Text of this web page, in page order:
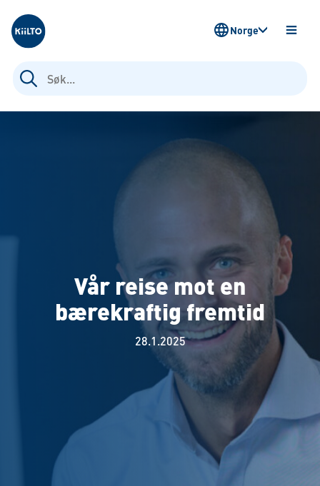
Kiilto Norway
Søk
etter:
ÅPNE
Norge
Vår reise mot en
bærekraftig fremtid
28.1.2025